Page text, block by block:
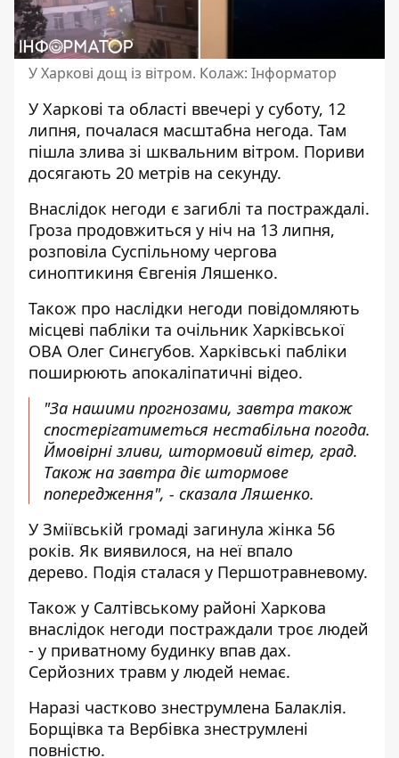
У Харкові дощ із вітром. Колаж: Інформатор
У Харкові та області ввечері у суботу, 12
липня, почалася масштабна негода. Там
пішла злива зі шквальним вітром. Пориви
досягають 20 метрів на секунду.
Внаслідок негоди є загиблі та постраждалі.
Гроза продовжиться у ніч на 13 липня,
розповіла Суспільному чергова
синоптикиня Євгенія Ляшенко.
Також про наслідки негоди повідомляють
місцеві пабліки та очільник Харківської
ОВА Олег Синєгубов. Харківські пабліки
поширюють апокаліпатичні відео.
"За нашими прогнозами, завтра також
спостерігатиметься нестабільна погода.
Ймовірні зливи, штормовий вітер, град.
Також на завтра діє штормове
попередження", - сказала Ляшенко.
У Зміївській громаді загинула жінка 56
років. Як виявилося, на неї впало
дерево. Подія сталася у Першотравневому.
Також у Салтівському районі Харкова
внаслідок негоди постраждали троє людей
- у приватному будинку впав дах.
Серйозних травм у людей немає.
Наразі частково знеструмлена Балаклія.
Борщівка та Вербівка знеструмлені
повністю.